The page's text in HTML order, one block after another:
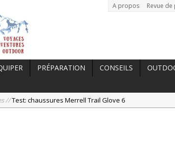
A propos Revue de
PRÉPARATION CONSEILS
//Test: chaussures Merrell Trail Glove 6